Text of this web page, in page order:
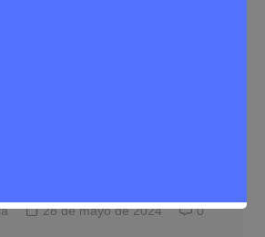
28 de mayo de 2024 0